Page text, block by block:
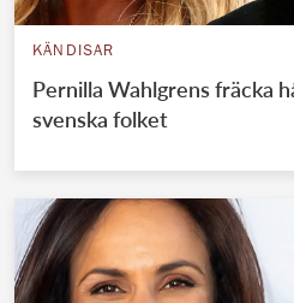
KÄNDISAR
Pernilla Wahlgrens fräcka
svenska folket